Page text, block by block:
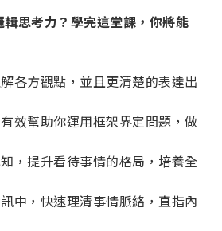
輯思考力？學完這堂課，你將能
各方觀點，並且更清楚的表達出
效幫助你運用框架界定問題，做
，提升看待事情的格局，培養全
中，快速理清事情脈絡，直指內